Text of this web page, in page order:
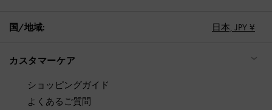
国/地域: 日本, JPY ¥
カスタマーケア
ショッピングガイド
よくあるご質問